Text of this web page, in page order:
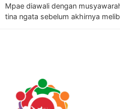
Mpae diawali dengan
tina ngata sebelum akhirnya